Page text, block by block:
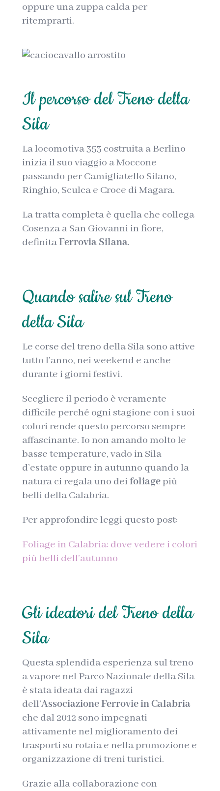
oppure una zuppa calda per
ritemprarti.
Il percorso del Treno della
Sila
La locomotiva 353 costruita a Berlino
inizia il suo viaggio a Moccone
passando per Camigliatello Silano,
Ringhio, Sculca e Croce di Magara.
La tratta completa è quella che collega
Cosenza a San Giovanni in fiore,
definitaFerrovia Silana.
Quando salire sul Treno
della Sila
Le corse del treno della Sila sono attive
tutto l’anno, nei weekend e anche
durante i giorni festivi.
Scegliere il periodo è veramente
difficile perché ogni stagione con i suoi
colori rende questo percorso sempre
affascinante. Io non amando molto le
basse temperature, vado in Sila
d’estate oppure in autunno quando la
natura ci regala uno dei foliagepiù
belli della Calabria.
Per approfondire leggi questo post:
Foliage in Calabria: dove vedere i colori
più belli dell’autunno
Gli ideatori del Treno della
Sila
Questa splendida esperienza sul treno
a vapore nel Parco Nazionale della Sila
è stata ideata dai ragazzi
dell’Associazione Ferrovie in Calabria
che dal 2012 sono impegnati
attivamente nel miglioramento dei
trasporti su rotaia e nella promozione e
organizzazione di treni turistici.
Grazie alla collaborazione con